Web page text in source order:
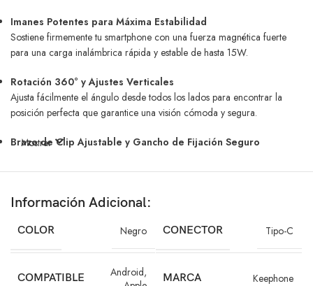
Imanes Potentes para Máxima Estabilidad
Sostiene firmemente tu smartphone con una fuerza magnética fuerte
para una carga inalámbrica rápida y estable de hasta 15W.
Rotación 360° y Ajustes Verticales
Ajusta fácilmente el ángulo desde todos los lados para encontrar la
posición perfecta que garantice una visión cómoda y segura.
Brazo de Clip Ajustable y Gancho de Fijación Seguro
de clip se ancla firmemente a las rejillas de ventilación para mantener
Beneficios:
Mantén tu teléfono visible y cargado con estilo durante tus trayectos.
Mostrar
Información Adicional:
COLOR Negro CONECTOR Tipo-C
COMPATIBLE Android,
MARCA Keephone